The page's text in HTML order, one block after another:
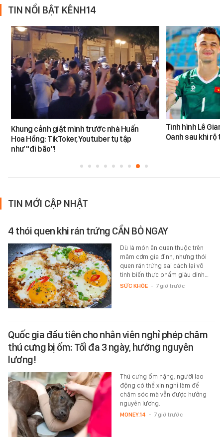
TIN NỔI BẬT KÊNH14
Khung cảnh giật mình trước nhà Huấn
Hoa Hồng: TikToker, Youtuber tụ tập
như "đi bão"!
Tình hình Lê
Oanh sau khi rộ
TIN MỚI CẬP NHẬT
4 thói quen khi rán trứng CẦN BỎ NGAY
Dù là món ăn quen thuộc trên
mâm cơm gia đình, nhưng thói
quen rán trứng sai cách lại vô
tình biến thực phẩm giàu dinh…
SỨC KHỎE - 7 giờ trước
Quốc gia đầu tiên cho nhân viên nghỉ phép chăm
thú cưng bị ốm: Tối đa 3 ngày, hưởng nguyên
lương!
Thú cưng ốm nặng, người lao
động có thể xin nghỉ làm để
chăm sóc mà vẫn được hưởng
nguyên lương.
MONEY.14 - 7 giờ trước